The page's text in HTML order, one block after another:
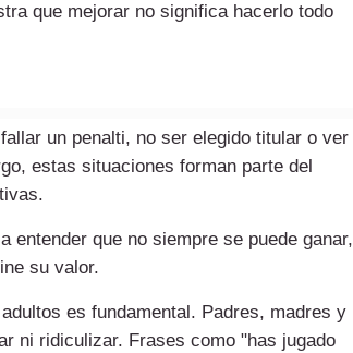
que mejorar no significa hacerlo todo
un penalti, no ser elegido titular o ver
estas situaciones forman parte del
entender que no siempre se puede ganar,
su valor.
es fundamental. Padres, madres y
ni ridiculizar. Frases como "has jugado